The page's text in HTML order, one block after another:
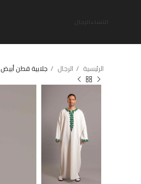
الرئيسية الرجال جلابية قطن أبيض